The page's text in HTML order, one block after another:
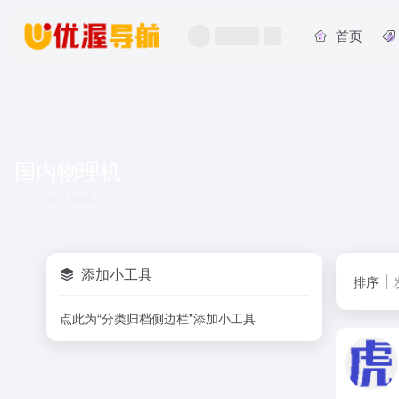
首页
排序
添加小工具
点此为“分类归档侧边栏”添加小工具